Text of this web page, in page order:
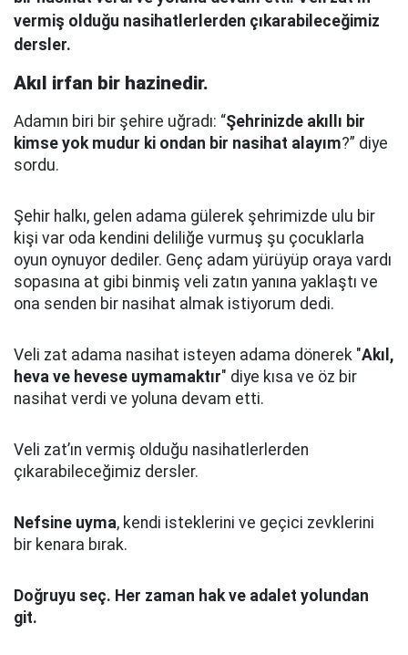
vermiş olduğu nasihatlerlerden çıkarabileceğimiz
dersler.
Akıl irfan bir hazinedir.
Adamın biri bir şehire uğradı: “Şehrinizde akıllı bir
kimse yok mudur ki ondan bir nasihat alayım?” diye
sordu.
Şehir halkı, gelen adama gülerek şehrimizde ulu bir
kişi var oda kendini deliliğe vurmuş şu çocuklarla
oyun oynuyor dediler. Genç adam yürüyüp oraya vardı
sopasına at gibi binmiş veli zatın yanına yaklaştı ve
ona senden bir nasihat almak istiyorum dedi.
Veli zat adama nasihat isteyen adama dönerek "Akıl,
heva ve hevese uymamaktır" diye kısa ve öz bir
nasihat verdi ve yoluna devam etti.
Veli zat’ın vermiş olduğu nasihatlerlerden
çıkarabileceğimiz dersler.
Nefsine uyma, kendi isteklerini ve geçici zevklerini
bir kenara bırak.
Doğruyu seç. Her zaman hak ve adalet yolundan
git.